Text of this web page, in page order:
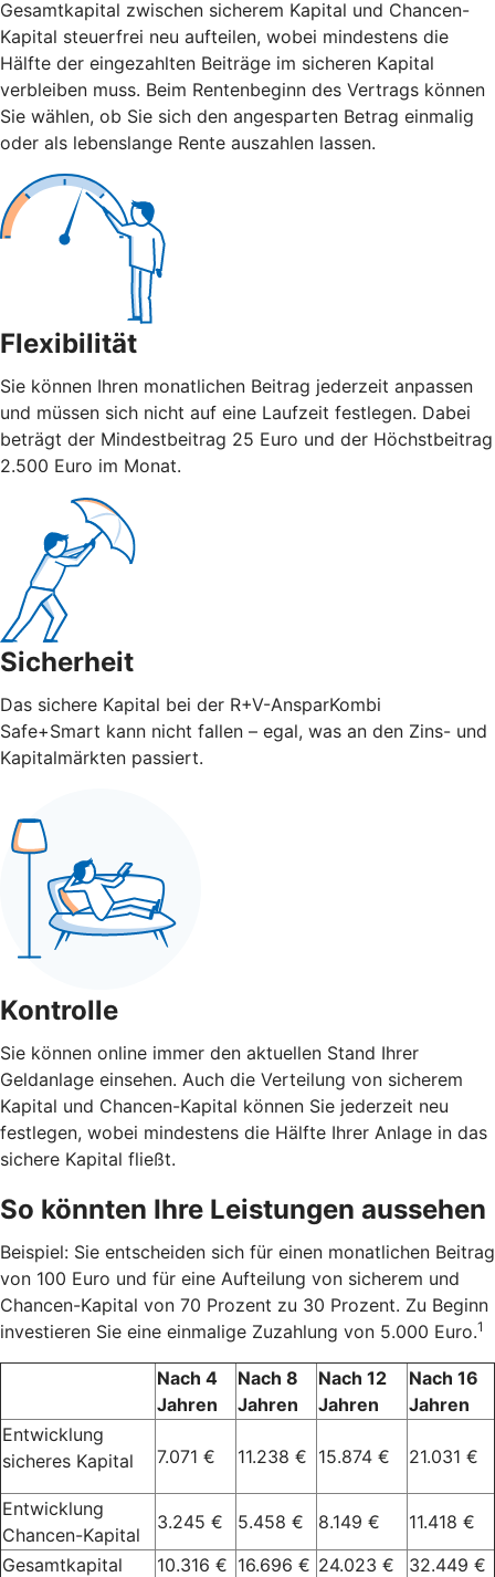
Gesamtkapital zwischen sicherem Kapital und Chancen-
Kapital steuerfrei neu aufteilen, wobei mindestens die
Hälfte der eingezahlten Beiträge im sicheren Kapital
verbleiben muss. Beim Rentenbeginn des Vertrags können
Sie wählen, ob Sie sich den angesparten Betrag einmalig
oder als lebenslange Rente auszahlen lassen.
Flexibilität
Sie können Ihren monatlichen Beitrag jederzeit anpassen
und müssen sich nicht auf eine Laufzeit festlegen. Dabei
beträgt der Mindestbeitrag 25 Euro und der Höchstbeitrag
2.500 Euro im Monat.
Sicherheit
Das sichere Kapital bei der R+V-AnsparKombi
Safe+Smart kann nicht fallen – egal, was an den Zins- und
Kapitalmärkten passiert.
Kontrolle
Sie können online immer den aktuellen Stand Ihrer
Geldanlage einsehen. Auch die Verteilung von sicherem
Kapital und Chancen-Kapital können Sie jederzeit neu
festlegen, wobei mindestens die Hälfte Ihrer Anlage in das
sichere Kapital fließt.
So könnten Ihre Leistungen aussehen
Beispiel: Sie entscheiden sich für einen monatlichen Beitrag
von 100 Euro und für eine Aufteilung von sicherem und
Chancen-Kapital von 70 Prozent zu 30 Prozent. Zu Beginn
investieren Sie eine einmalige Zuzahlung von 5.000 Euro.1
Nach 4
Jahren
Nach 8
Jahren
Nach 12
Jahren
Nach 16
Jahren
Entwicklung
sicheres Kapital
7.071 € 11.238 € 15.874 € 21.031 €
Entwicklung
Chancen-Kapital
3.245 € 5.458 € 8.149 €
11.418 €
Gesamtkapital
10.316 € 16.696 € 24.023 € 32.449 €